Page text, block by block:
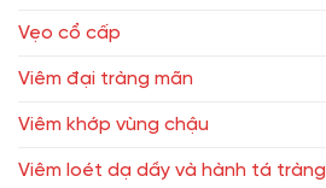
Vẹo cổ cấp
Viêm đại tràng mãn
Viêm khớp vùng chậu
Viêm loét dạ dầy và hành tá tràng